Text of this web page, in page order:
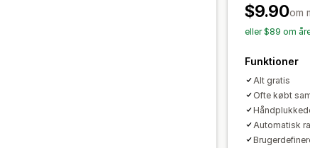
$9.90om
eller $89 om
Funktioner
Alt gratis
Ofte købt
Automatisk